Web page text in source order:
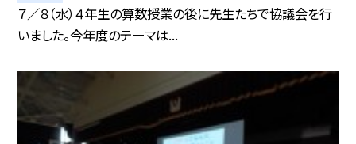
７／８（水）４年生の算数授業の後に先生たちで協議会を行
いました。今年度のテーマは...